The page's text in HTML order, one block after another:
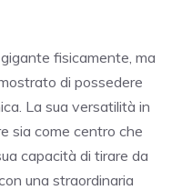
fisicamente, ma
di possedere
La sua versatilità in
sia come centro che
capacità di tirare da
una straordinaria